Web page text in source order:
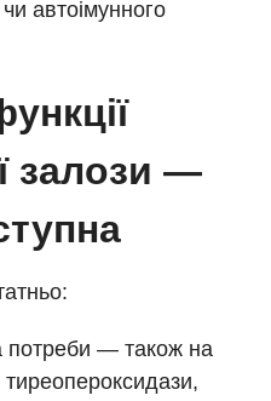
чи автоімунного
залози —
потреби — також на
тиреопероксидази,